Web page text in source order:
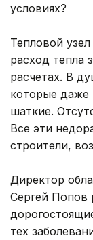
условиях?
Тепловой
расход тепла
расчетах. В
которые даже
шаткие.
Все эти
строители,
Директор
Сергей Попов
тех